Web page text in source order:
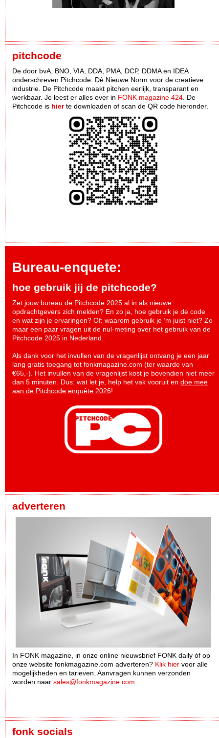
pitchcode
De door bvA, BNO, VIA, DDA, PMA, DCP, DDMA en IDEA
onderschreven Pitchcode. Dè Nieuwe Norm voor de creatieve
industrie. De Pitchcode maakt pitchen eerlijk, transparant en
werkbaar. Je leest er alles over in FONK magazine 424 . De
Pitchcode is hierte downloaden of scan de QR code hieronder.
Bureau-enquete:
hoe gebruik jij de pitchcode?
Zet jouw bureau de Pitchcode 2025 al in als nieuwe
opdrachtgevers zich melden? En zo ja, hoe gebruik je de code
en wat zijn je ervaringen? Of: waarom gebruik je ‘m juist niet? Zo
maar een paar vragen uit de nul-meting over het gebruik van de
Pitchcode 2025 in Nederland.
Als dank voor het invullen van de vragenlijst ontvang je een jaar
lang gratis toegang tot fonkmagazine.com (ter waarde van
€65,-). Het invullen van de vragenlijst kost je bovendien niet meer
dan 5 minuten. Dus: wat let je, help het vak vooruit en doe mee
aan de Pitchcode enquête 2026!
adverteren
In FONK magazine, in onze online nieuwsbrief FONK daily óf op
onze website fonkmagazine.com adverteren? Klik hier voor alle
mogelijkheden en tarieven. Aanvragen kunnen verzonden
worden naar sales@fonkmagazine.com
fonk socials